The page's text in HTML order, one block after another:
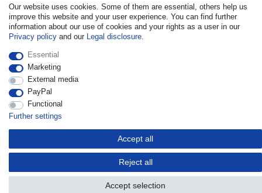
Our website uses cookies. Some of them are essential, others help us
improve this website and your user experience. You can find further
information about our use of cookies and your rights as a user in our
Privacy policy and our Legal disclosure.
Essential
Marketing
External media
PayPal
Functional
Further settings
Accept all
Reject all
Accept selection
Withdraw from contract here Contact